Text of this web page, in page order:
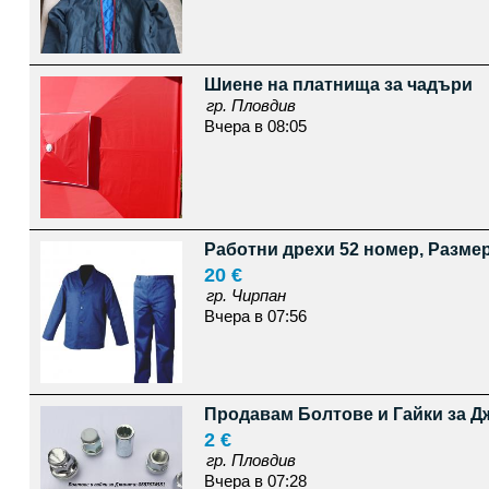
Шиене на платнища за чадъри
гр. Пловдив
Вчера в 08:05
Работни дрехи 52 номер,
20 €
гр. Чирпан
Вчера в 07:56
Продавам Болтове и Гайки за
2 €
гр. Пловдив
Вчера в 07:28